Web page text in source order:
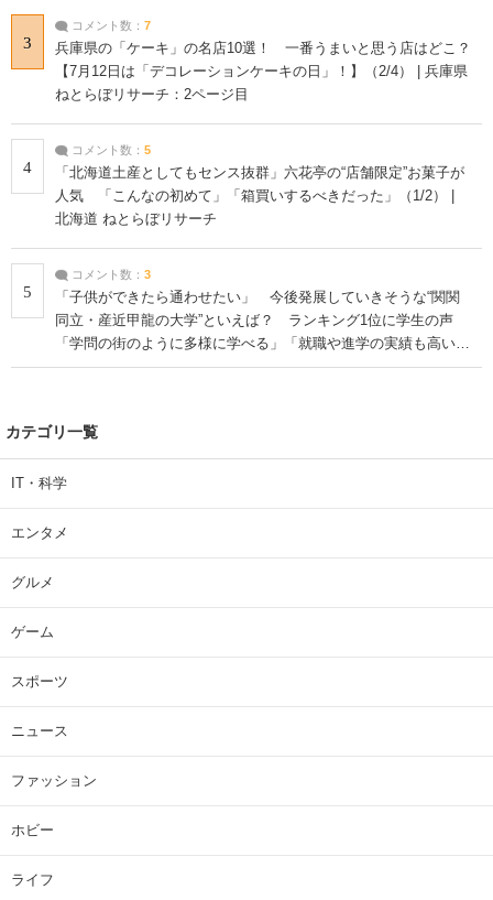
3
コメント数： 7
兵庫県の「ケーキ」の名店10選！ 一番うまいと思う店はどこ？
【7月12日は「デコレーションケーキの日」！】（2/4） | 兵庫県
ねとらぼリサーチ：2ページ目
4
コメント数： 5
「北海道土産としてもセンス抜群」六花亭の“店舗限定”お菓子が
人気 「こんなの初めて」「箱買いするべきだった」（1/2） |
北海道 ねとらぼリサーチ
5
コメント数： 3
「子供ができたら通わせたい」 今後発展していきそうな“関関
同立・産近甲龍の大学”といえば？ ランキング1位に学生の声
「学問の街のように多様に学べる」「就職や進学の実績も高い」
| 大学 ねとらぼリサーチ
カテゴリ一覧
IT・科学
エンタメ
グルメ
ゲーム
スポーツ
ニュース
ファッション
ホビー
ライフ